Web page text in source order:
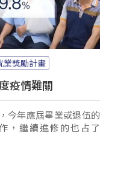
業獎勵計畫
疫情難關
今年應屆畢業或退伍的
，繼續進修的也占了